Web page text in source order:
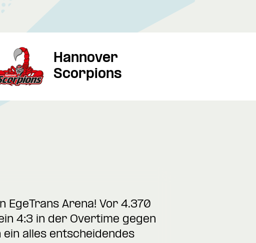
Hannover
Scorpions
Arena! Vor 4.370
4:3 in der Overtime gegen
alles entscheidendes